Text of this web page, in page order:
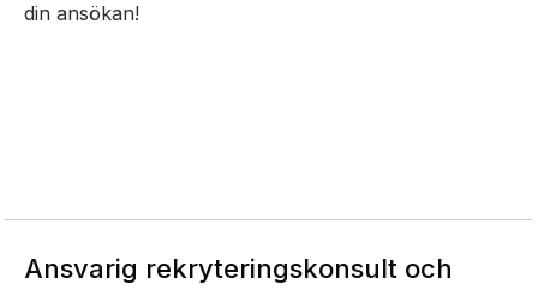
din ansökan!
Ansvarig rekryteringskonsult och